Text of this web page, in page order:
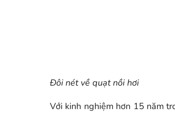
Đôi nét về quạt nồi hơi
Với kinh nghiệm hơn 15 năm